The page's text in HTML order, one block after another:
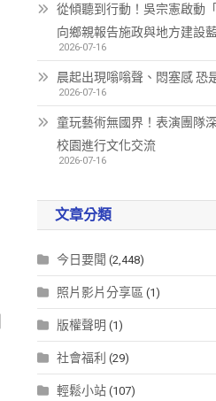
從傾聽到行動！吳宗憲啟動
向鄉親報告施政與地方建設
2026-07-16
晨起出現嗡嗡聲、悶塞感 恐
2026-07-16
童玩藝術無國界！表演團隊
校園進行文化交流
2026-07-16
文章分類
今日要聞 (2,448)
照片影片分享區 (1)
版權聲明 (1)
社會福利 (29)
輕鬆小站 (107)